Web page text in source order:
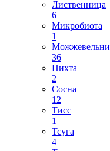
Лиственница
6
Микробиота
1
36
Пихта
2
Сосна
12
Тисс
1
Тсуга
4